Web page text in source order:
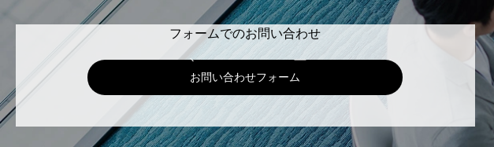
フォームでのお問い合わせ
お問い合わせフォーム